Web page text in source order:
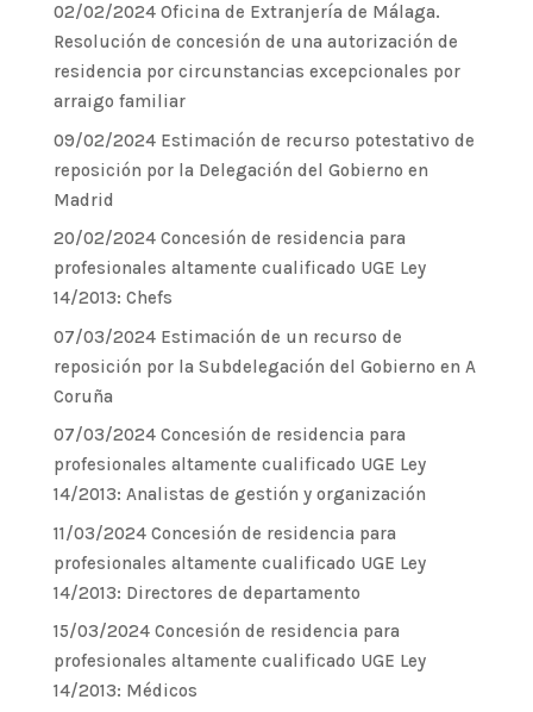
02/02/2024 Oficina de Extranjería de Málaga.
Resolución de concesión de una autorización de
residencia por circunstancias excepcionales por
arraigo familiar
09/02/2024 Estimación de recurso potestativo de
reposición por la Delegación del Gobierno en
Madrid
20/02/2024 Concesión de residencia para
profesionales altamente cualificado UGE Ley
14/2013: Chefs
07/03/2024 Estimación de un recurso de
reposición por la Subdelegación del Gobierno en A
Coruña
07/03/2024 Concesión de residencia para
profesionales altamente cualificado UGE Ley
14/2013: Analistas de gestión y organización
11/03/2024 Concesión de residencia para
profesionales altamente cualificado UGE Ley
14/2013: Directores de departamento
15/03/2024 Concesión de residencia para
profesionales altamente cualificado UGE Ley
14/2013: Médicos